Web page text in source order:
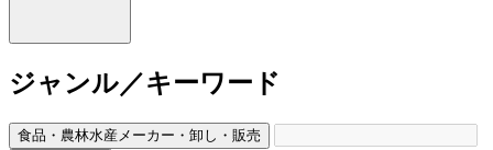
ジャンル／キーワード
食品・農林水産メーカー・卸し・販売